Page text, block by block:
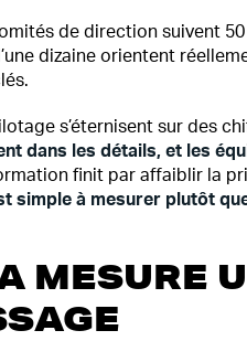
de direction suivent
dizaine orientent
s’éternisent sur des
dans les détails, et les
finit par affaiblir la
simple à mesurer plutôt
MESURE